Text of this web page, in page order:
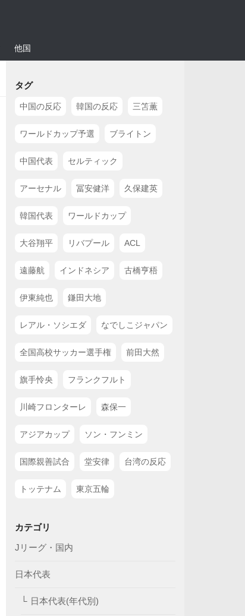
他国
タグ
中国の反応 韓国の反応 三笘薫
ワールドカップ予選 ブライトン
中国代表 セルティック
アーセナル 冨安健洋 久保建英
韓国代表 ワールドカップ
大谷翔平 リバプール ACL
遠藤航 インドネシア 古橋亨梧
伊東純也 鎌田大地
レアル・ソシエダ なでしこジャパン
全国高校サッカー選手権 前田大然
旗手怜央 フランクフルト
川崎フロンターレ 森保一
アジアカップ ソン・フンミン
国際親善試合 堂安律 台湾の反応
トッテナム 東京五輪
カテゴリ
Jリーグ・国内
日本代表
日本代表(年代別)